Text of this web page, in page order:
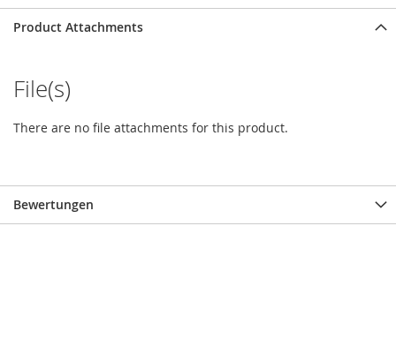
Product Attachments
File(s)
There are no file attachments for this product.
Bewertungen